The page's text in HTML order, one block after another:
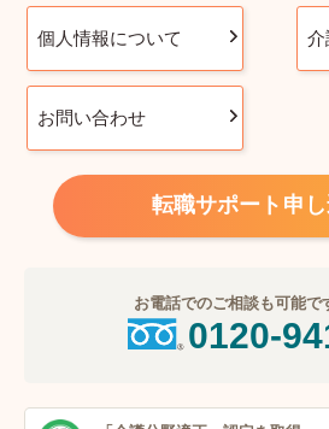
個人情報について 介
お問い合わせ
転職サポート申
お電話でのご相談も可能で
0120-